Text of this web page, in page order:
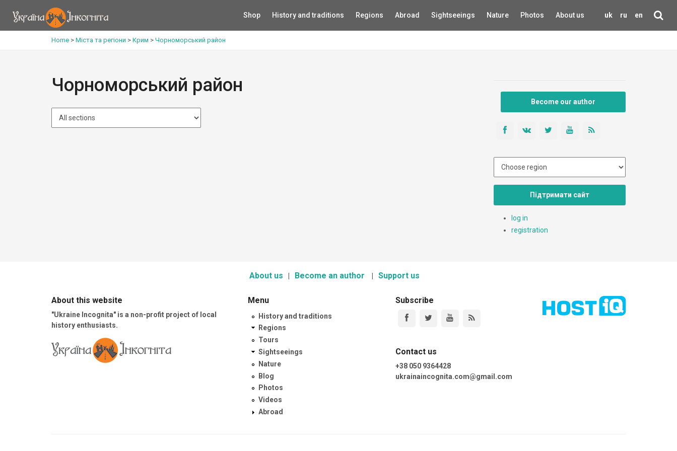
uk ru en
Shop History and traditions Regions Abroad Sightseeings Nature Photos About us
Home > Міста та регіони > Крим > Чорноморський район
Чорноморський район
Become our author
Підтримати сайт
log in
registration
About us Become an author Support us
About this website
"Ukraine Incognita" is a non-profit project of local
history enthusiasts.
Menu
History and traditions
Regions
Tours
Sightseeings
Nature
Blog
Photos
Videos
Abroad
Subscribe
Contact us
+38 050 9364428
ukrainaincognita.com@gmail.com